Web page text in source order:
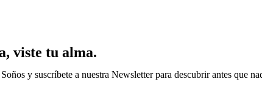
viste tu alma.
y suscríbete a nuestra Newsletter para descubrir antes que